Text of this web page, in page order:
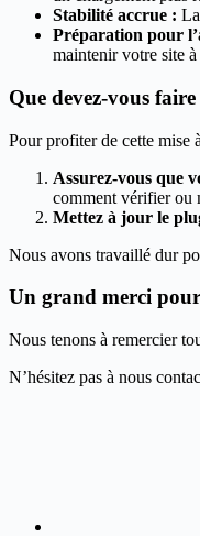
Stabilité accrue :
Préparation pour
maintenir votre site
Que devez-vous faire
Pour profiter de cette mise
Assurez-vous que
comment vérifier ou
Mettez à jour le
Nous avons travaillé dur
Un grand merci
Nous tenons à remercier
N’hésitez pas à nous